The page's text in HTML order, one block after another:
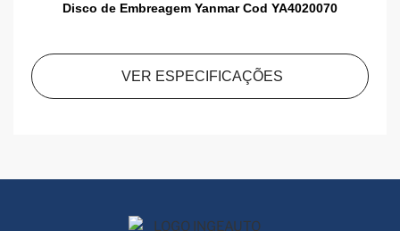
Disco de Embreagem Yanmar Cod YA4020070
VER ESPECIFICAÇÕES